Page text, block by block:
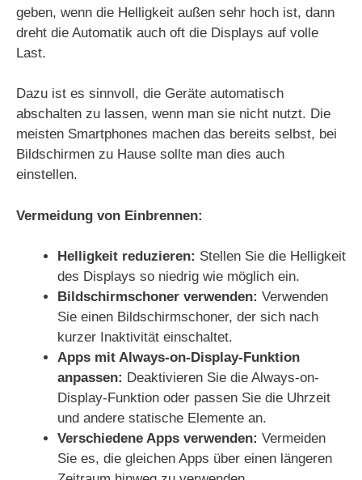
geben, wenn die Helligkeit außen sehr hoch ist, dann
dreht die Automatik auch oft die Displays auf volle
Last.
Dazu ist es sinnvoll, die Geräte automatisch
abschalten zu lassen, wenn man sie nicht nutzt. Die
meisten Smartphones machen das bereits selbst, bei
Bildschirmen zu Hause sollte man dies auch
einstellen.
Vermeidung von Einbrennen:
Helligkeit reduzieren: Stellen Sie die Helligkeit
des Displays so niedrig wie möglich ein.
Bildschirmschoner verwenden: Verwenden
Sie einen Bildschirmschoner, der sich nach
kurzer Inaktivität einschaltet.
Apps mit Always-on-Display-Funktion
anpassen: Deaktivieren Sie die Always-on-
Display-Funktion oder passen Sie die Uhrzeit
und andere statische Elemente an.
Verschiedene Apps verwenden: Vermeiden
Sie es, die gleichen Apps über einen längeren